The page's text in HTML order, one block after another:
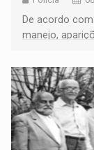
De acordo
manejo,